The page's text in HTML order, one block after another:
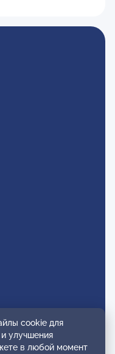
cookie для
улучшения
в любой момент